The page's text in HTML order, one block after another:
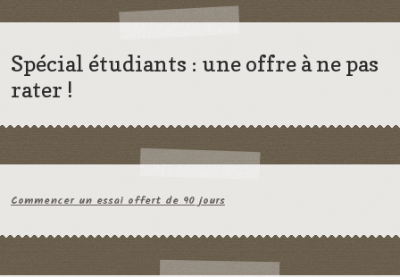
Spécial étudiants : une offre à ne pas
rater !
Commencer un essai offert de 90 jours